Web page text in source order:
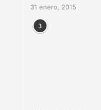
31 enero, 2015
3